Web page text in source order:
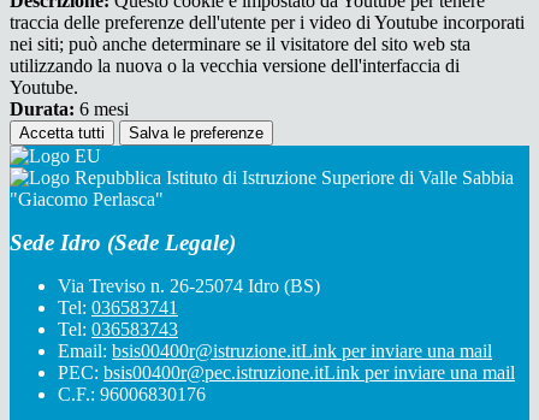
traccia delle preferenze dell'utente per i video di Youtube incorporati
nei siti; può anche determinare se il visitatore del sito web sta
utilizzando la nuova o la vecchia versione dell'interfaccia di
Youtube.
Durata: 6 mesi
Accetta tutti Salva le preferenze
Istituto di Istruzione Superiore di Valle Sabbia
"Giacomo Perlasca"
Sede Idro (Sede Legale)
Via Treviso n. 26-25074 Idro (BS)
Tel: 036583741
Tel: 036583743
Email: bsis00400r@istruzione.itLink per inviare una mail
PEC: bsis00400r@pec.istruzione.itLink per inviare una mail
C.F.: 96006830176